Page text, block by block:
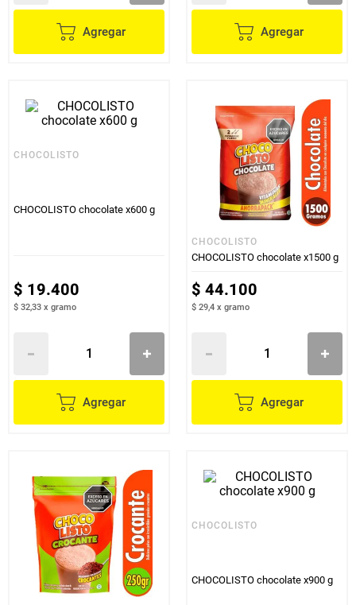
Agregar Agregar
CHOCOLISTO
CHOCOLISTO chocolate x600 g
$ 19.400
$ 32,33 x gramo
Agregar
CHOCOLISTO
CHOCOLISTO chocolate x1500 g
$ 44.100
$ 29,4 x gramo
Agregar
CHOCOLISTO
CHOCOLISTO chocolate x900 g